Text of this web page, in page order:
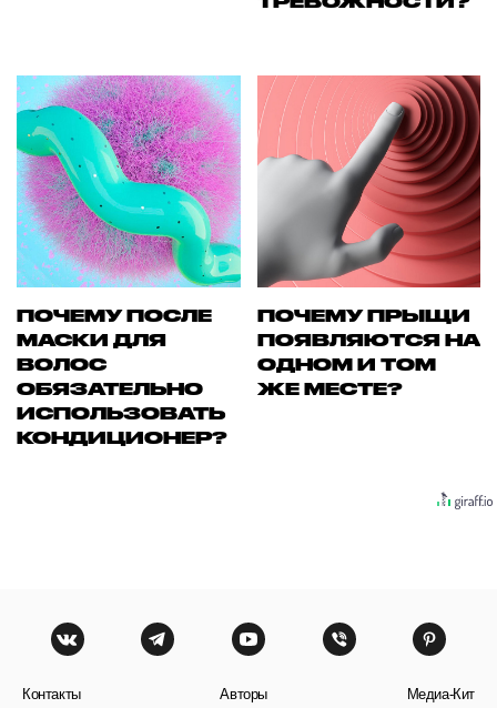
ПОЧЕМУ ПОСЛЕ
МАСКИ ДЛЯ
ВОЛОС
ОБЯЗАТЕЛЬНО
ИСПОЛЬЗОВАТЬ
КОНДИЦИОНЕР?
ПОЧЕМУ ПРЫЩИ
ПОЯВЛЯЮТСЯ НА
ОДНОМ И ТОМ
ЖЕ МЕСТЕ?
Контакты Авторы Медиа-Кит